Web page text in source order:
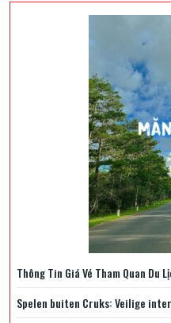
Thông Tin Giá Vé Tham Quan Du
Spelen buiten Cruks: Veilige